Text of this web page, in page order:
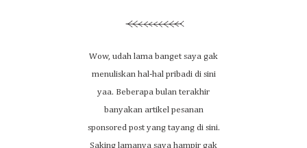
Wow, udah lama banget saya gak
menuliskan hal-hal pribadi di sini
yaa. Beberapa bulan terakhir
banyakan artikel pesanan
sponsored post yang tayang di sini.
Saking lamanya saya hampir gak